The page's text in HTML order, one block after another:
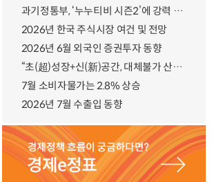
과기정통부, ‘누누티비 시즌2’에 강력 대응 의지 밝혀
2026년 한국 주식시장 여건 및 전망
2026년 6월 외국인 증권투자 동향
“초(超)성장+신(新)공간, 대체불가 산업강국”
7월 소비자물가는 2.8% 상승
2026년 7월 수출입 동향